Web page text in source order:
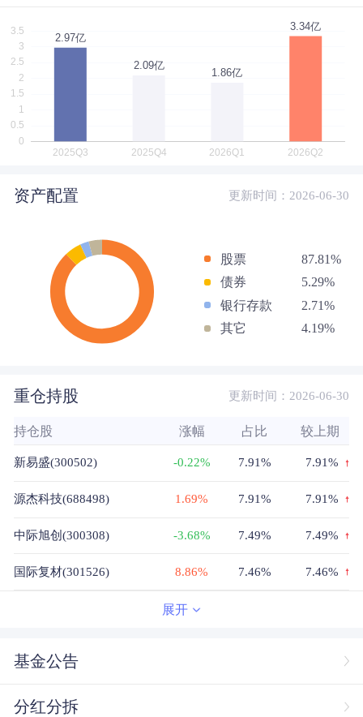
资产配置 更新时间：2026-06-30
股票
87.81%
债券
5.29%
银行存款
2.71%
其它
4.19%
重仓持股 更新时间：2026-06-30
持仓股 涨幅 占比 较上期
新易盛(300502) -0.22% 7.91% 7.91%
源杰科技(688498) 1.69% 7.91% 7.91%
中际旭创(300308) -3.68% 7.49% 7.49%
国际复材(301526) 8.86% 7.46% 7.46%
4.04%
展开
基金公告
分红分拆